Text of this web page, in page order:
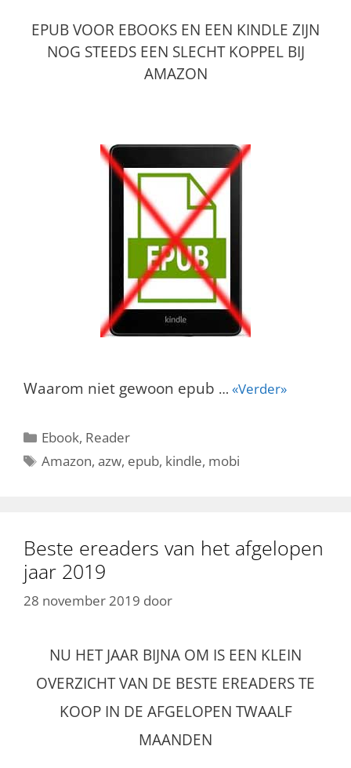
EPUB VOOR EBOOKS EN EEN KINDLE ZIJN
NOG STEEDS EEN SLECHT KOPPEL BIJ
AMAZON
Waarom niet gewoon epub … «Verder»
Categorieën
Ebook, Reader
Tags
Amazon,azw, epub, kindle, mobi
Beste ereaders van het afgelopen
jaar 2019
28 november 2019 door
NU HET JAAR BIJNA OM IS EEN KLEIN
OVERZICHT VAN DE BESTE EREADERS TE
KOOP IN DE AFGELOPEN TWAALF
MAANDEN